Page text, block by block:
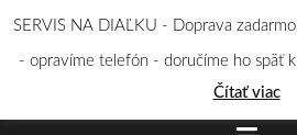
content
SERVIS NA DIAĽKU - Doprava
- opravíme telefón - doručíme ho späť k
Čítať viac